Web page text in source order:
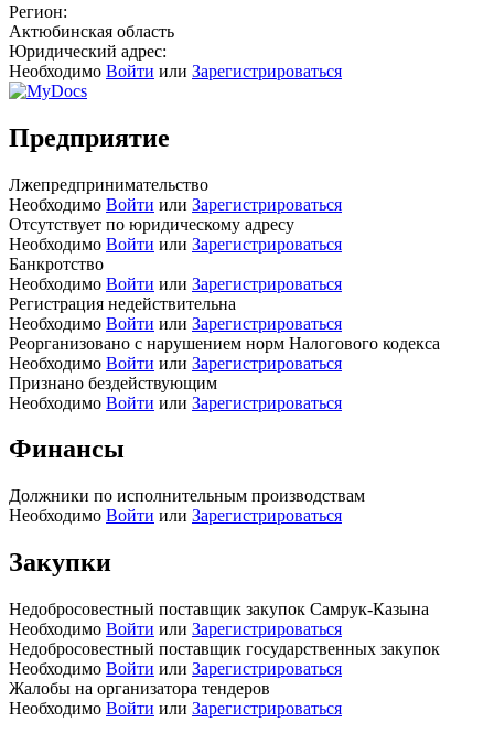
Регион:
Актюбинская область
Юридический адрес:
Необходимо Войти или Зарегистрироваться
Предприятие
Лжепредпринимательство
Необходимо Войти или Зарегистрироваться
Отсутствует по юридическому адресу
Необходимо Войти или Зарегистрироваться
Банкротство
Необходимо Войти или Зарегистрироваться
Регистрация недействительна
Необходимо Войти или Зарегистрироваться
Реорганизовано с нарушением норм Налогового кодекса
Необходимо Войти или Зарегистрироваться
Признано бездействующим
Необходимо Войти или Зарегистрироваться
Финансы
Должники по исполнительным производствам
Необходимо Войти или Зарегистрироваться
Закупки
Недобросовестный поставщик закупок Самрук-Казына
Необходимо Войти или Зарегистрироваться
Недобросовестный поставщик государственных закупок
Необходимо Войти или Зарегистрироваться
Жалобы на организатора тендеров
Необходимо Войти или Зарегистрироваться